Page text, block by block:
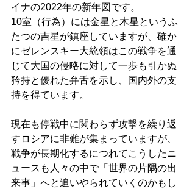
イナの2022年の新年図です。
10室（行為）には金星と木星というふ
たつの吉星が鎮座していますが、確か
にゼレンスキー大統領はこの戦争を通
じて大国の侵略に対して一歩も引かぬ
矜持と優れた弁舌を示し、国内外の支
持を得ています。
現在も停戦中に関わらず攻撃を繰り返
すロシアに非難が集まっていますが、
戦争が長期化するにつれてこうしたニ
ュースも人々の中で「世界の片隅の出
来事」へと追いやられていくのかもし